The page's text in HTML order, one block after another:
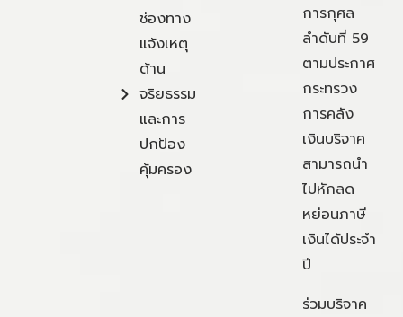
ช่องทาง
แจ้งเหตุ
ด้าน
จริยธรรม
และการ
ปกป้อง
คุ้มครอง
การกุศล
ลำดับที่ 59
ตามประกาศ
กระทรวง
การคลัง
เงินบริจาค
สามารถนำ
ไปหักลด
หย่อนภาษี
เงินได้ประจำ
ปี
ร่วมบริจาค